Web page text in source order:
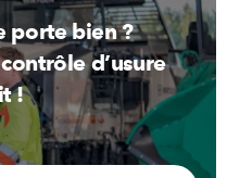
porte bien ?
d’usure
!